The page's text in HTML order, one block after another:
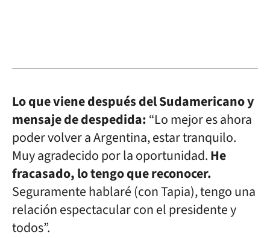
Lo que viene después del Sudamericano y
mensaje de despedida:“Lo mejor es ahora
poder volver a Argentina, estar tranquilo.
Muy agradecido por la oportunidad.He
fracasado, lo tengo que reconocer.
Seguramente hablaré (con Tapia), tengo una
relación espectacular con el presidente y
todos”.